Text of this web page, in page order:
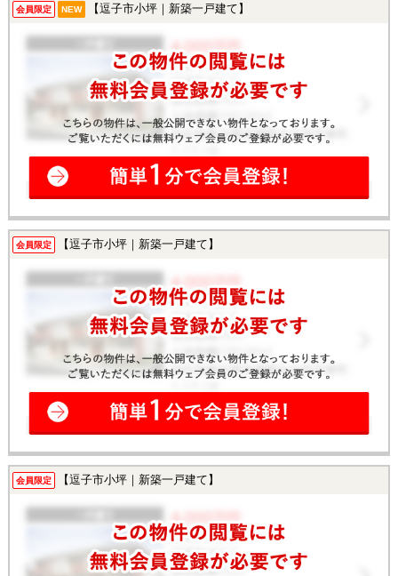
会員限定 NEW 【逗子市小坪｜新築一戸建て】
会員限定 【逗子市小坪｜新築一戸建て】
会員限定 【逗子市小坪｜新築一戸建て】